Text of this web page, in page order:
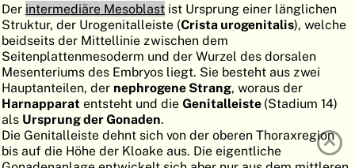
Der intermediäre Mesoblast ist Ursprung einer länglichen
Struktur, der Urogenitalleiste (Crista urogenitalis), welche
beidseits der Mittellinie zwischen dem
Seitenplattenmesoderm und der Wurzel des dorsalen
Mesenteriums des Embryos liegt. Sie besteht aus zwei
Hauptanteilen, der nephrogene Strang, woraus der
Harnapparat entsteht und die Genitalleiste (Stadium 14)
als Ursprung der Gonaden.
Die Genitalleiste dehnt sich von der oberen Thoraxregion
bis auf die Höhe der Kloake aus. Die eigentliche